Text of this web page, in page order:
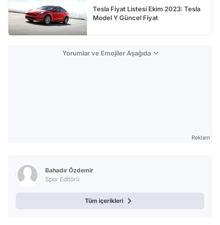
Tesla Fiyat Listesi Ekim 2023: Tesla
Model Y Güncel Fiyat
Yorumlar ve Emojiler Aşağıda
Reklam
Bahadır Özdemir
Spor Editörü
Tüm içerikleri